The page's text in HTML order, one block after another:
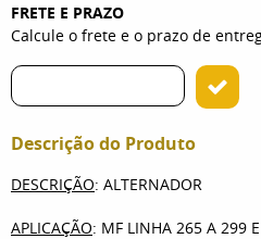
FRETE E PRAZO
Calcule o frete e o prazo de
Descrição do Produto
DESCRIÇÃO: ALTERNADOR
APLICAÇÃO: MF LINHA 265 A 299